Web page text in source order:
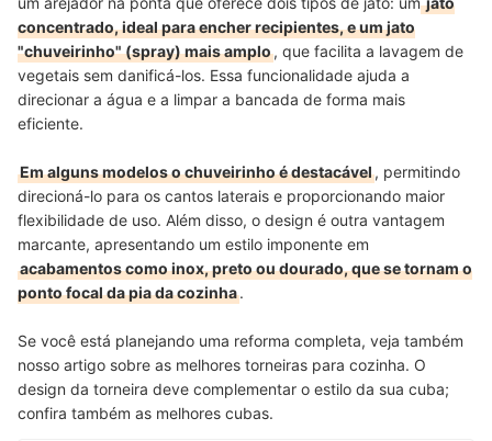
concentrado, ideal para encher recipientes, e um jato
"chuveirinho" (spray) mais amplo, que facilita a lavagem de
vegetais sem danificá-los. Essa funcionalidade ajuda a
direcionar a água e a limpar a bancada de forma mais
eficiente.
Em alguns modelos o chuveirinho é destacável, permitindo
direcioná-lo para os cantos laterais e proporcionando maior
flexibilidade de uso. Além disso, o design é outra vantagem
marcante, apresentando um estilo imponente em
acabamentos como inox, preto ou dourado, que se tornam o
ponto focal da pia da cozinha.
Se você está planejando uma reforma completa, veja também
nosso artigo sobre as melhores torneiras para cozinha. O
design da torneira deve complementar o estilo da sua cuba;
confira também as melhores cubas.